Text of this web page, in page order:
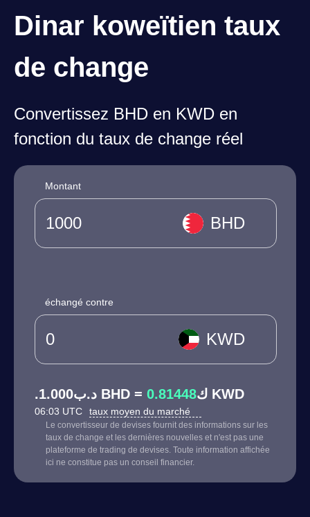
Dinar koweïtien taux
de change
Convertissez BHD en KWD en
fonction du taux de change réel
Montant
BHD
échangé contre
KWD
.د.ب1.000 BHD = ك0.81448 KWD
06:03 UTC taux moyen du marché
Le convertisseur de devises fournit des informations sur les
taux de change et les dernières nouvelles et n'est pas une
plateforme de trading de devises. Toute information affichée
ici ne constitue pas un conseil financier.